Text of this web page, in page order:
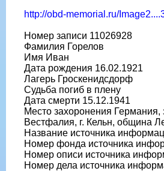
http://obd-memorial.ru/
Номер записи 11026928
Фамилия Горелов
Имя Иван
Дата рождения 16.02.1921
Лагерь Гроскенидсдорф
Судьба погиб в плену
Дата смерти 15.12.1941
Место захоронения
Вестфалия, г. Кельн, община
Название источника
Номер фонда источника
Номер описи источника
Номер дела источника